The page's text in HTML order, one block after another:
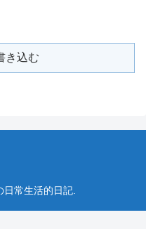
き込む
常生活的日記.